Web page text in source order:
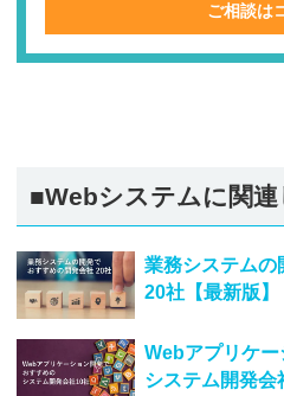
ご相談は
■Webシステムに関連
業務システムの
20社【最新版】
Webアプリケ
システム開発会